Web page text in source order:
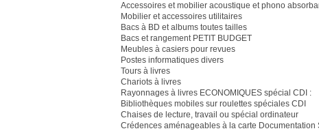
Accessoires et mobilier acoustique et phono
Mobilier et accessoires utilitaires
Bacs à BD et albums toutes tailles
Bacs et rangement PETIT BUDGET
Meubles à casiers pour revues
Postes informatiques divers
Tours à livres
Chariots à livres
Rayonnages à livres ECONOMIQUES spécial CDI :
Bibliothèques mobiles sur roulettes spéciales CDI
Chaises de lecture, travail ou spécial ordinateur
Crédences aménageables à la carte Documentation